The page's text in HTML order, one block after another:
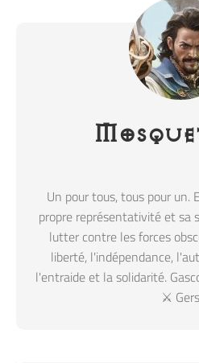
Un pour tous, tous pour un.
propre représentativité et sa
lutter contre les forces
liberté, l'indépendance,
l'entraide et la solidarité.
⚔️ Gers